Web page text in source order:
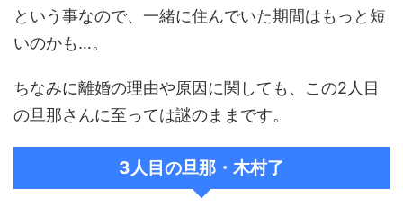
という事なので、一緒に住んでいた期間はもっと短
いのかも…。
ちなみに離婚の理由や原因に関しても、この2人目
の旦那さんに至っては謎のままです。
3人目の旦那・木村了